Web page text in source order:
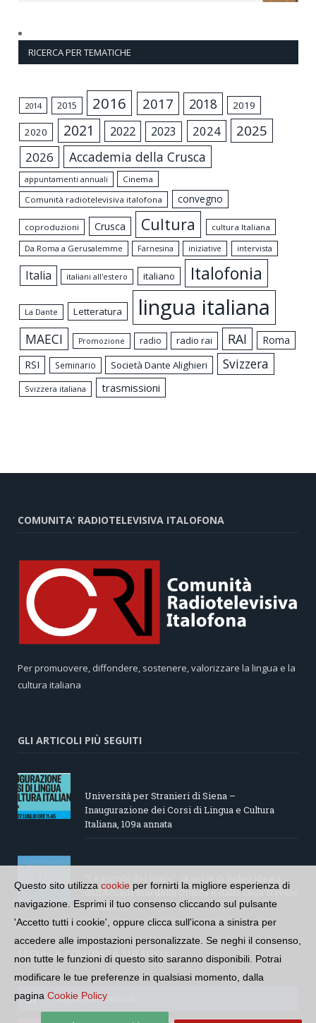
RICERCA PER TEMATICHE
2014 2015 2016 2017 2018 2019
2020 2021 2022 2023 2024 2025
2026 Accademia della Crusca
appuntamenti annuali
Cinema
Comunità radiotelevisiva italofona
convegno
coproduzioni Crusca Cultura
cultura Italiana
Da Roma a Gerusalemme
Farnesina iniziative intervista
Italia italiani all'estero italiano Italofonia
La Dante Letteratura lingua italiana
MAECI Promozione radio radio rai RAI
Roma
RSI
Seminario Società Dante Alighieri Svizzera
Svizzera italiana trasmissioni
COMUNITA’ RADIOTELEVISIVA ITALOFONA
Per promuovere, diffondere, sostenere, valorizzare la lingua e la
cultura italiana
GLI ARTICOLI PIÙ SEGUITI
Università per Stranieri di Siena –
Inaugurazione dei Corsi di Lingua e Cultura
Italiana, 109a annata
dall’Accademia della Crusca e dalla Lega Navale
italiana
SEGUI LA COMUNITÀ SUI SOCIAL
Seguici su Facebook
Questo sito utilizza cookie per fornirti la migliore esperienza di
navigazione. Esprimi il tuo consenso cliccando sul pulsante
'Accetto tutti i cookie', oppure clicca sull'icona a sinistra per
accedere alle impostazioni personalizzate. Se neghi il consenso,
non tutte le funzioni di questo sito saranno disponibili. Potrai
modificare le tue preferenze in qualsiasi momento, dalla
pagina Cookie Policy